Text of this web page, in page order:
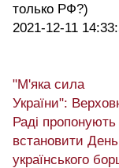
только РФ?)
2021-12-11
"М'яка сила
України":
Раді пропонують
встановити День
українського